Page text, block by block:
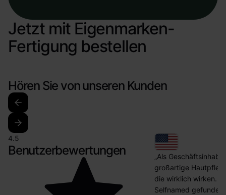
Jetzt mit Eigenmarken-
Fertigung bestellen
Hören Sie von unseren Kunden
4.5
Benutzerbewertungen
„Als
großartige
die wirklich wirken.
Selfnamed